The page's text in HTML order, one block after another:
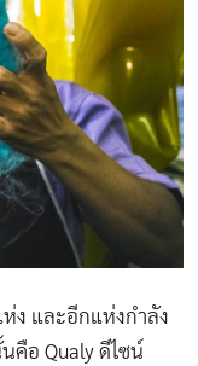
ห่ง และอีกแห่งกำลัง
คือ Qualy ดีไซน์